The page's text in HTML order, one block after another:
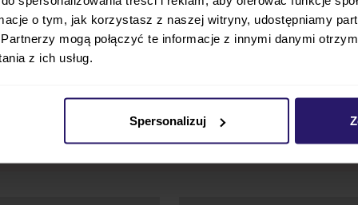
o tym, jak korzystasz z naszej witryny, udostępniamy
mogą połączyć te informacje z innymi danymi
z ich usług.
Spersonalizuj
kg + baza
Cybex E-PRIAM 5.0 STYLE wózek
2w1
9 145,00 zł
ZOBACZ
Cybex PRIAM
wózek 2w1
6 098,00 zł